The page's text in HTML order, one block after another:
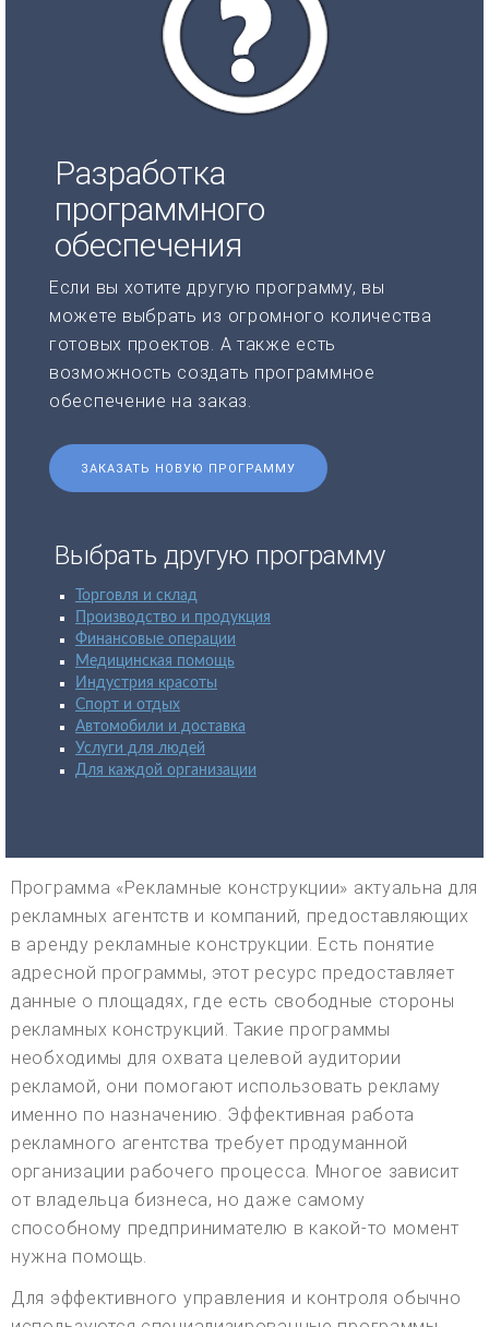
Разработка
программного
обеспечения
Если вы хотите другую программу, вы
можете выбрать из огромного количества
готовых проектов. А также есть
возможность создать программное
обеспечение на заказ.
ЗАКАЗАТЬ НОВУЮ ПРОГРАММУ
Выбрать другую программу
Торговля и склад
Производство и продукция
Финансовые операции
Медицинская помощь
Индустрия красоты
Спорт и отдых
Автомобили и доставка
Услуги для людей
Для каждой организации
Программа «Рекламные конструкции» актуальна для
рекламных агентств и компаний, предоставляющих
в аренду рекламные конструкции. Есть понятие
адресной программы, этот ресурс предоставляет
данные о площадях, где есть свободные стороны
рекламных конструкций. Такие программы
необходимы для охвата целевой аудитории
рекламой, они помогают использовать рекламу
именно по назначению. Эффективная работа
рекламного агентства требует продуманной
организации рабочего процесса. Многое зависит
от владельца бизнеса, но даже самому
способному предпринимателю в какой-то момент
нужна помощь.
Для эффективного управления и контроля обычно